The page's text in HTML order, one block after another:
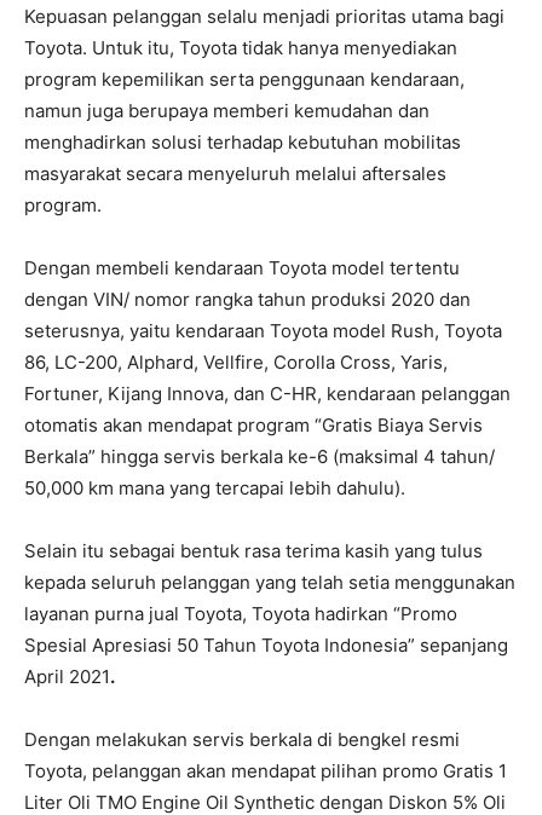
Kepuasan pelanggan selalu menjadi prioritas utama bagi
Toyota. Untuk itu, Toyota tidak hanya menyediakan
program kepemilikan serta penggunaan kendaraan,
namun juga berupaya memberi kemudahan dan
menghadirkan solusi terhadap kebutuhan mobilitas
masyarakat secara menyeluruh melalui aftersales
program.
Dengan membeli kendaraan Toyota model tertentu
dengan VIN/ nomor rangka tahun produksi 2020 dan
seterusnya, yaitu kendaraan Toyota model Rush, Toyota
86, LC-200, Alphard, Vellfire, Corolla Cross, Yaris,
Fortuner, Kijang Innova, dan C-HR, kendaraan pelanggan
otomatis akan mendapat program “Gratis Biaya Servis
Berkala” hingga servis berkala ke-6 (maksimal 4 tahun/
50,000 km mana yang tercapai lebih dahulu).
Selain itu sebagai bentuk rasa terima kasih yang tulus
kepada seluruh pelanggan yang telah setia menggunakan
layanan purna jual Toyota, Toyota hadirkan “Promo
Spesial Apresiasi 50 Tahun Toyota Indonesia” sepanjang
April 2021.
Dengan melakukan servis berkala di bengkel resmi
Toyota, pelanggan akan mendapat pilihan promo Gratis 1
Liter Oli TMO Engine Oil Synthetic dengan Diskon 5% Oli